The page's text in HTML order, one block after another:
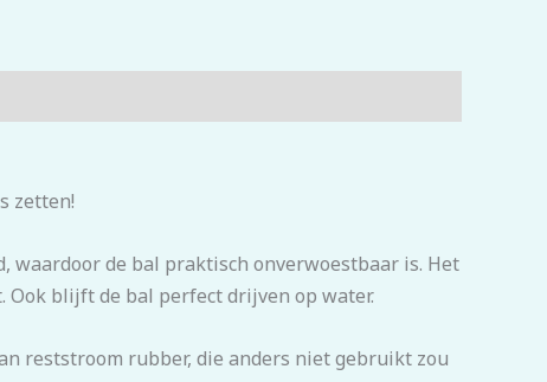
zetten!
waardoor de bal praktisch onverwoestbaar is. Het
blijft de bal perfect drijven op water.
reststroom rubber, die anders niet gebruikt zou